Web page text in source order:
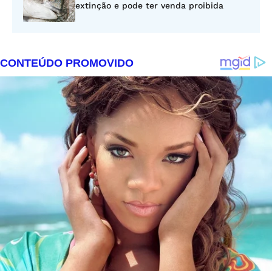
extinção e pode ter venda proibida